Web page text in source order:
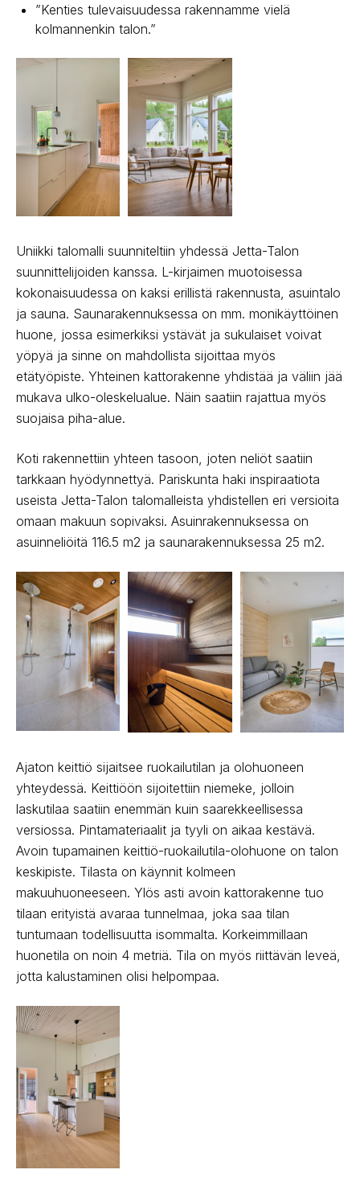
”Kenties tulevaisuudessa rakennamme vielä
kolmannenkin talon.”
Uniikki talomalli suunniteltiin yhdessä Jetta-Talon
suunnittelijoiden kanssa. L-kirjaimen muotoisessa
kokonaisuudessa on kaksi erillistä rakennusta, asuintalo
ja sauna. Saunarakennuksessa on mm. monikäyttöinen
huone, jossa esimerkiksi ystävät ja sukulaiset voivat
yöpyä ja sinne on mahdollista sijoittaa myös
etätyöpiste. Yhteinen kattorakenne yhdistää ja väliin jää
mukava ulko-oleskelualue. Näin saatiin rajattua myös
suojaisa piha-alue.
Koti rakennettiin yhteen tasoon, joten neliöt saatiin
tarkkaan hyödynnettyä. Pariskunta haki inspiraatiota
useista Jetta-Talon talomalleista yhdistellen eri versioita
omaan makuun sopivaksi. Asuinrakennuksessa on
asuinneliöitä 116.5 m2 ja saunarakennuksessa 25 m2.
Ajaton keittiö sijaitsee ruokailutilan ja olohuoneen
yhteydessä. Keittiöön sijoitettiin niemeke, jolloin
laskutilaa saatiin enemmän kuin saarekkeellisessa
versiossa. Pintamateriaalit ja tyyli on aikaa kestävä.
Avoin tupamainen keittiö-ruokailutila-olohuone on talon
keskipiste. Tilasta on käynnit kolmeen
makuuhuoneeseen. Ylös asti avoin kattorakenne tuo
tilaan erityistä avaraa tunnelmaa, joka saa tilan
tuntumaan todellisuutta isommalta. Korkeimmillaan
huonetila on noin 4 metriä. Tila on myös riittävän leveä,
jotta kalustaminen olisi helpompaa.